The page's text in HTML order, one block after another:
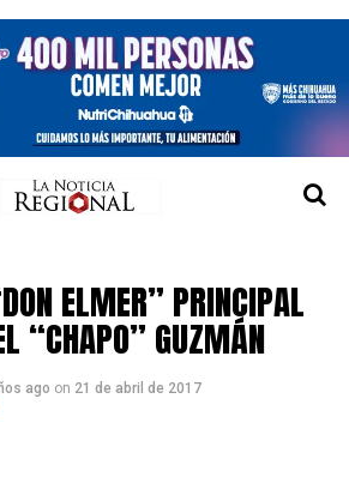
ELMER” PRINCIPAL
“CHAPO” GUZMÁN
ago on 21 de abril de 2017